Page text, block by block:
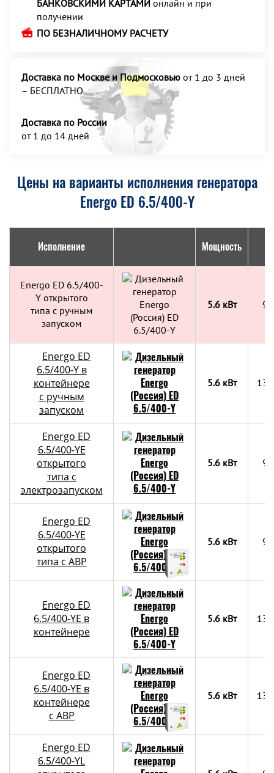
БАНКОВСКИМИ КАРТАМИ онлайн и при
получении
ПО БЕЗНАЛИЧНОМУ РАСЧЕТУ
Доставка по Москве и Подмосковью от 1 до 3 дней
– БЕСПЛАТНО
Доставка по России
от 1 до 14 дней
Цены на варианты исполнения генератора
Energo ED 6.5/400-Y
Исполнение Мощность
Energo ED 6.5/400-
Y открытого
типа с ручным
запуском
5.6 кВт
Energo ED
6.5/400-Y в
контейнере
с ручным
запуском
5.6 кВт
Energo ED
6.5/400-YE
открытого
типа с
электрозапуском
5.6 кВт
Energo ED
6.5/400-YE
открытого
типа с АВР
5.6 кВт
Energo ED
6.5/400-YE в
контейнере
5.6 кВт
Energo ED
6.5/400-YE в
контейнере
c АВР
5.6 кВт
Energo ED
6.5/400-YL